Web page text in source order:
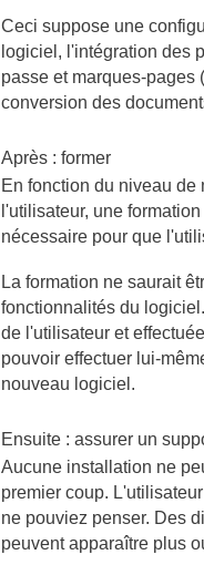
Ceci suppose une
logiciel, l'intégration des
passe et marques-pages
conversion des
Après : former
En fonction du niveau
l'utilisateur, une
nécessaire pour que
La formation ne saurait
fonctionnalités du
de l'utilisateur et
pouvoir effectuer lui-
nouveau logiciel.
Ensuite : assurer un
Aucune installation ne
premier coup.
ne pouviez penser. Des
peuvent apparaître plus